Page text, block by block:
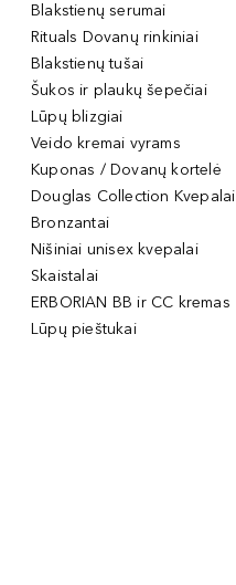
Blakstienų serumai
Rituals Dovanų rinkiniai
Blakstienų tušai
Šukos ir plaukų šepečiai
Lūpų blizgiai
Veido kremai vyrams
Kuponas / Dovanų kortelė
Douglas Collection Kvepalai
Bronzantai
Nišiniai unisex kvepalai
Skaistalai
ERBORIAN BB ir CC kremas
Lūpų pieštukai